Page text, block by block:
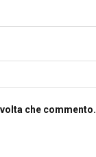
che commento.